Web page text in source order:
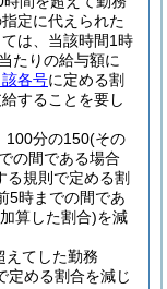
定に代えられた
は、当該時間1時
たりの給与額に
該各号に定める割
することを要し
100分の150(その
の間である場合
る規則で定める割
5時までの間であ
算した割合)を減
えてした勤務
定める割合を減じ